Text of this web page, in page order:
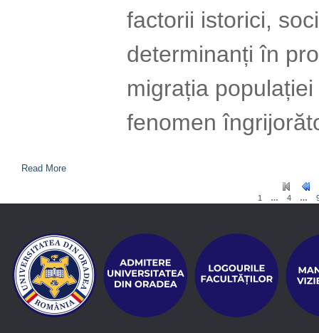
factorii istorici,
determinanți în
migrația
fenomen
Read More
1 … 4 …